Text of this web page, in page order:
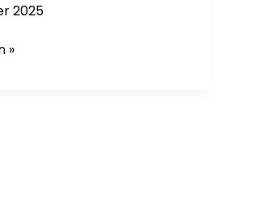
2025
»